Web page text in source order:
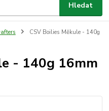
Hledat
CSV Boilies Měkule - 140g
- 140g 16mm